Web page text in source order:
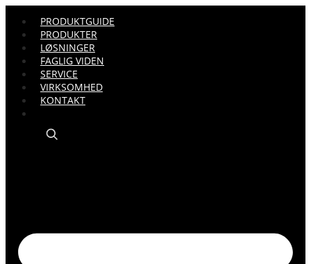
PRODUKTGUIDE
PRODUKTER
LØSNINGER
FAGLIG VIDEN
SERVICE
VIRKSOMHED
KONTAKT